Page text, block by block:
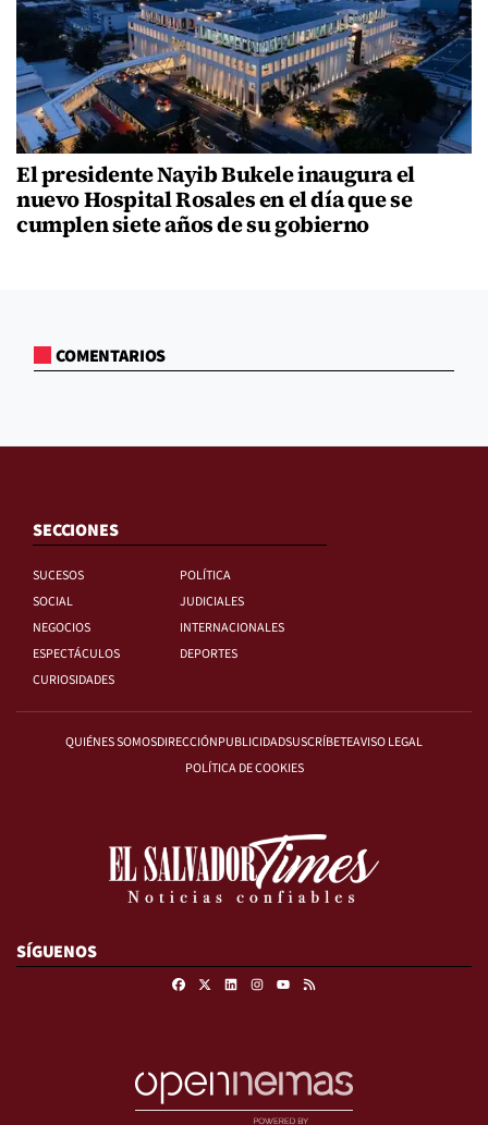
El presidente Nayib Bukele inaugura el
nuevo Hospital Rosales en el día que se
cumplen siete años de su gobierno
COMENTARIOS
SECCIONES
SUCESOS
POLÍTICA
SOCIAL
JUDICIALES
NEGOCIOS
INTERNACIONALES
ESPECTÁCULOS
DEPORTES
CURIOSIDADES
QUIÉNES SOMOSDIRECCIÓNPUBLICIDADSUSCRÍBETEAVISO LEGAL
POLÍTICA DE COOKIES
SÍGUENOS
FacebookLinkedinInstagram